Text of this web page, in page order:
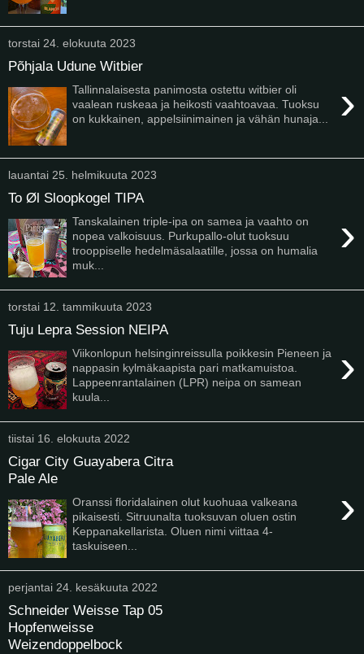
torstai 24. elokuuta 2023
Põhjala Udune Witbier
›
Tallinnalaisesta panimosta ostettu witbier oli
vaalean ruskeaa ja heikosti vaahtoavaa. Tuoksu
on kukkainen, appelsiinimainen ja vähän hunaja...
lauantai 25. helmikuuta 2023
To Øl Sloopkogel TIPA
›
Tanskalainen triple-ipa on samea ja vaahto on
nopea valkoisuus. Purkupallo-olut tuoksuu
trooppiselle hedelmäsalaatille, jossa on humalia
muk...
torstai 12. tammikuuta 2023
Tuju Lepra Session NEIPA
›
Viikonlopun helsinginreissulla poikkesin Pieneen ja
nappasin kylmäkaapista pari matkamuistoa.
Lappeenrantalainen (LPR) neipa on samean
kuula...
tiistai 16. elokuuta 2022
Cigar City Guayabera Citra
Pale Ale
›
Oranssi floridalainen olut kuohuaa valkeana
pikaisesti. Sitruunalta tuoksuvan oluen ostin
Keppanakellarista. Oluen nimi viittaa 4-
taskuiseen...
perjantai 24. kesäkuuta 2022
Schneider Weisse Tap 05
Hopfenweisse
Weizendoppelbock